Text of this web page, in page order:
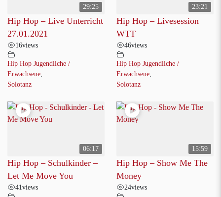
29:25
Hip Hop – Live Unterricht
27.01.2021
16views
Hip Hop Jugendliche /
Erwachsene
Solotanz
23:21
Hip Hop – Livesession
WTT
46views
Hip Hop Jugendliche /
Erwachsene
Solotanz
06:17
Hip Hop – Schulkinder –
Let Me Move You
41views
15:59
Hip Hop – Show Me The
Money
24views